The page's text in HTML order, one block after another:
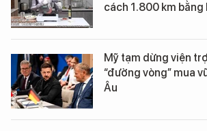
cách 1.800 km bằng
Mỹ tạm dừng viện
“đường vòng” mua
Âu